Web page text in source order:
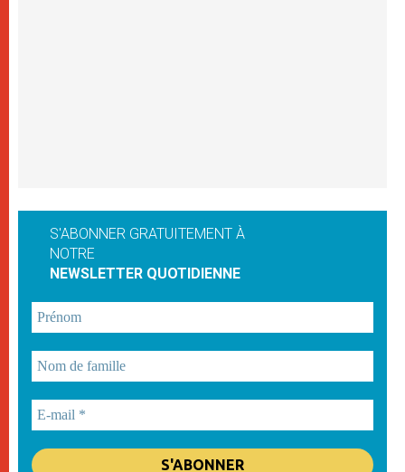
S'ABONNER GRATUITEMENT À
NOTRE
NEWSLETTER QUOTIDIENNE